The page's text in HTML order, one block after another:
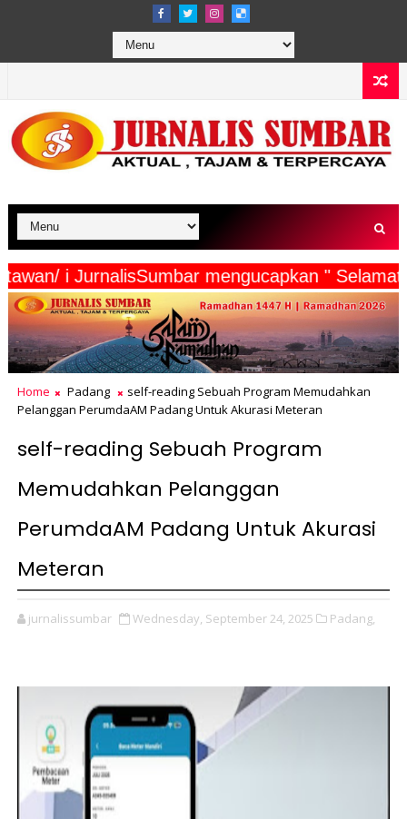
Wartawan/ i JurnalisSumbar mengucapkan "
Home Padang
self-reading Sebuah Program Memudahkan
Pelanggan PerumdaAM Padang Untuk Akurasi Meteran
self-reading Sebuah Program
Memudahkan Pelanggan
PerumdaAM Padang Untuk Akurasi
Meteran
jurnalissumbar Wednesday, September 24, 2025 Padang,